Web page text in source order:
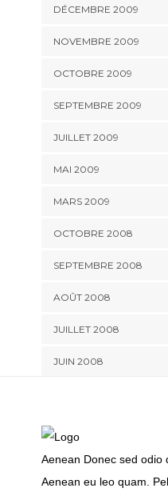
DÉCEMBRE 2009
NOVEMBRE 2009
OCTOBRE 2009
SEPTEMBRE 2009
JUILLET 2009
MAI 2009
MARS 2009
OCTOBRE 2008
SEPTEMBRE 2008
AOÛT 2008
JUILLET 2008
JUIN 2008
Aenean Donec sed odio
Aenean eu leo quam.